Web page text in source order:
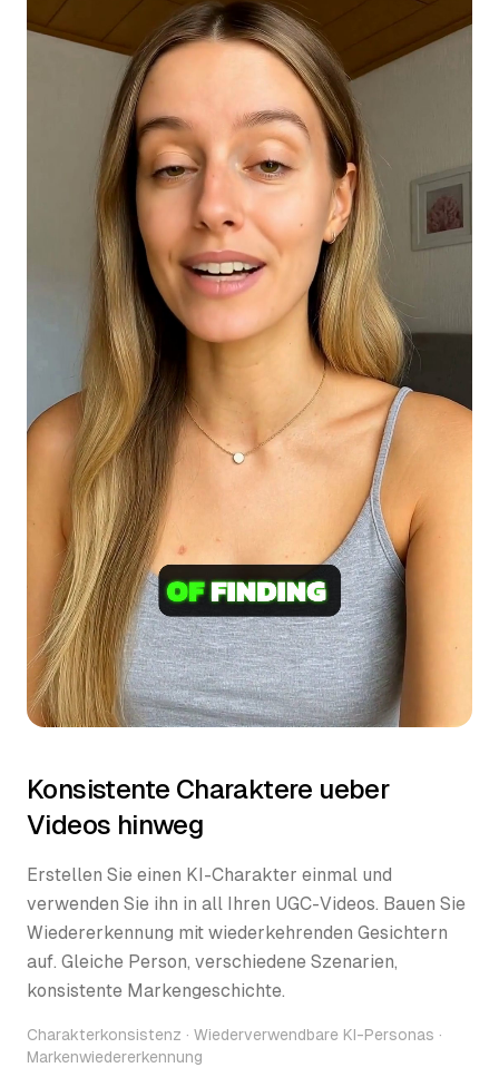
Konsistente Charaktere ueber
Videos hinweg
Erstellen Sie einen KI-Charakter einmal und
verwenden Sie ihn in all Ihren UGC-Videos. Bauen Sie
Wiedererkennung mit wiederkehrenden Gesichtern
auf. Gleiche Person, verschiedene Szenarien,
konsistente Markengeschichte.
Charakterkonsistenz · Wiederverwendbare KI-Personas ·
Markenwiedererkennung